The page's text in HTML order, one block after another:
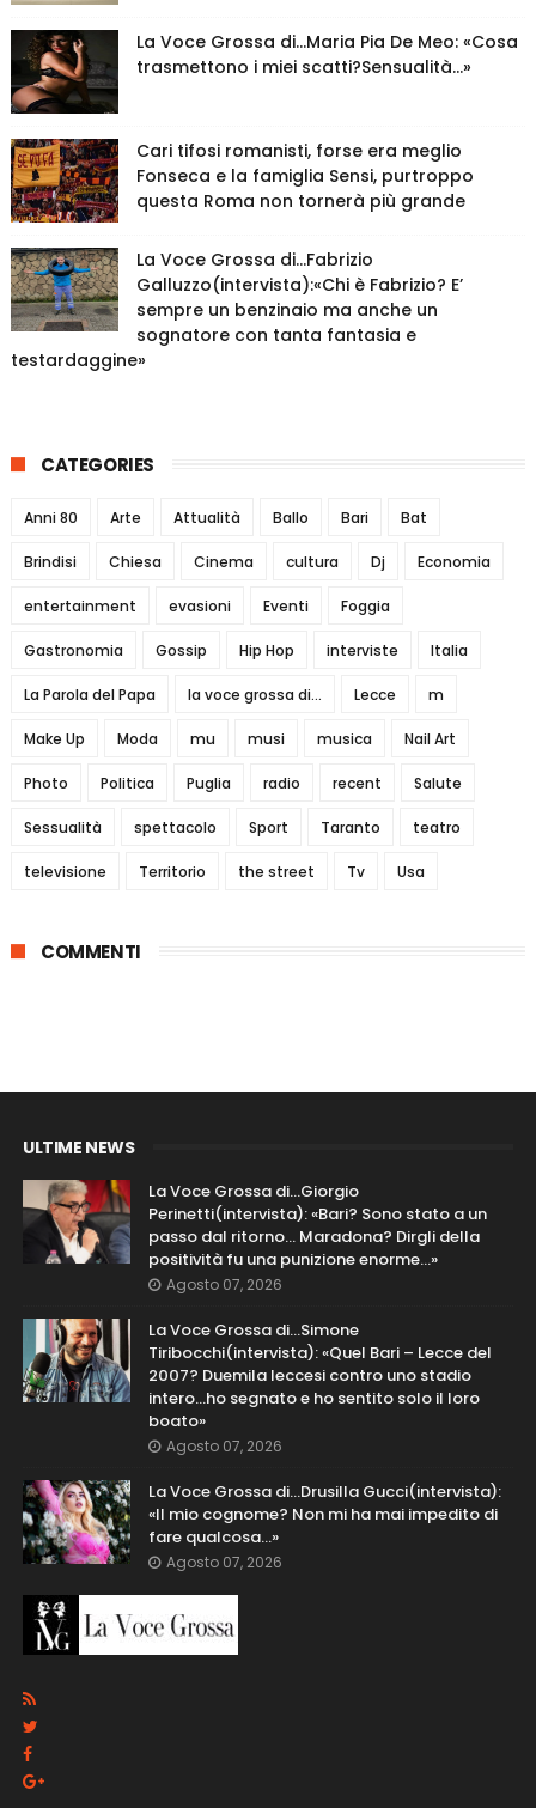
La Voce Grossa di…Maria Pia De Meo: «Cosa
trasmettono i miei scatti?Sensualità…»
Cari tifosi romanisti, forse era meglio
Fonseca e la famiglia Sensi, purtroppo
questa Roma non tornerà più grande
La Voce Grossa di…Fabrizio
Galluzzo(intervista):«Chi è Fabrizio? E’
sempre un benzinaio ma anche un
sognatore con tanta fantasia e
testardaggine»
CATEGORIES
Anni 80 Arte Attualità Ballo Bari Bat
Brindisi Chiesa Cinema cultura Dj Economia
entertainment evasioni Eventi Foggia
Gastronomia Gossip Hip Hop interviste Italia
La Parola del Papa la voce grossa di... Lecce m
Make Up Moda mu musi musica Nail Art
Photo Politica Puglia radio recent Salute
Sessualità spettacolo Sport Taranto teatro
televisione Territorio the street Tv Usa
COMMENTI
ULTIME NEWS
La Voce Grossa di…Giorgio
Perinetti(intervista): «Bari? Sono stato a un
passo dal ritorno... Maradona? Dirgli della
positività fu una punizione enorme…»
Agosto 07, 2026
La Voce Grossa di…Simone
Tiribocchi(intervista): «Quel Bari – Lecce del
2007? Duemila leccesi contro uno stadio
intero...ho segnato e ho sentito solo il loro
boato»
Agosto 07, 2026
La Voce Grossa di…Drusilla Gucci(intervista):
«Il mio cognome? Non mi ha mai impedito di
fare qualcosa…»
Agosto 07, 2026